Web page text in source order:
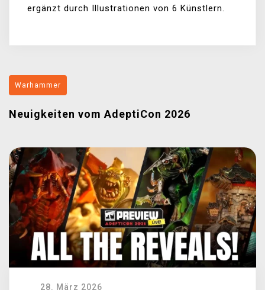
ergänzt durch Illustrationen von 6 Künstlern.
Warhammer
Neuigkeiten vom AdeptiCon 2026
28. März 2026